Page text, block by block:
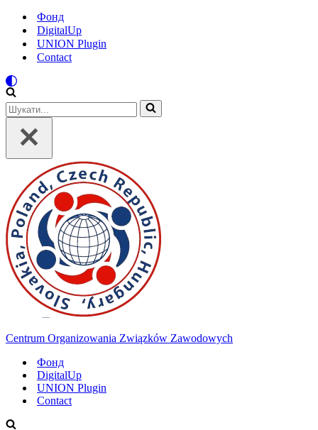
Фонд
DigitalUp
UNION Plugin
Contact
Шукати...
Centrum Organizowania Związków Zawodowych
Фонд
DigitalUp
UNION Plugin
Contact